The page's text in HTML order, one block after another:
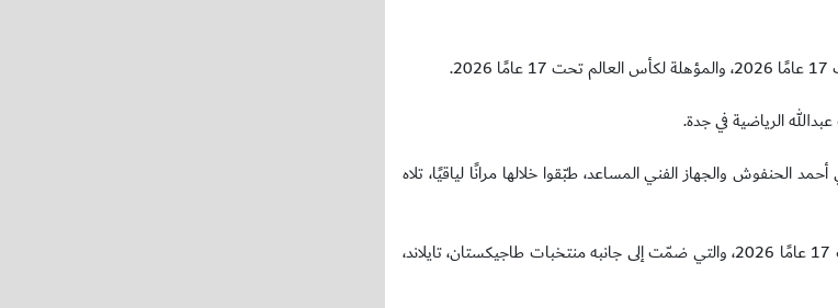
والجهاز الفني المساعد، طبّقوا خلالها مرانًا لياقيًا، تلاه
يُذكر أن المنتخب الوطني تحت 17 عامًا تأهل متصدرًا المجموعة الأولى في بطولة كأس آسيا تحت 17 عامًا 2026، والتي ضمّت إلى جانبه منتخبات طاجيكستان، تايلاند،